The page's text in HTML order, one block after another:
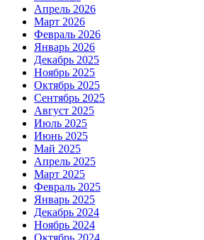
Апрель 2026
Март 2026
Февраль 2026
Январь 2026
Декабрь 2025
Ноябрь 2025
Октябрь 2025
Сентябрь 2025
Август 2025
Июль 2025
Июнь 2025
Май 2025
Апрель 2025
Март 2025
Февраль 2025
Январь 2025
Декабрь 2024
Ноябрь 2024
Октябрь 2024